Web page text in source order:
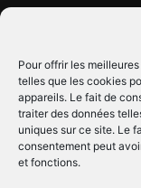
Pour offrir les
telles que les cookies
appareils. Le fait de
traiter des données
uniques sur ce site. Le
consentement peut
et fonctions.